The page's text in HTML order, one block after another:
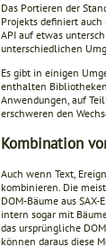
Das Portieren der
Projekts definiert
API auf etwas
unterschiedlichen
Es gibt in einigen
enthalten
Anwendungen, auf
erschweren den
Kombination
Auch wenn Text,
kombinieren. Die
DOM-Bäume aus
intern sogar mit
das ursprüngliche
können daraus diese